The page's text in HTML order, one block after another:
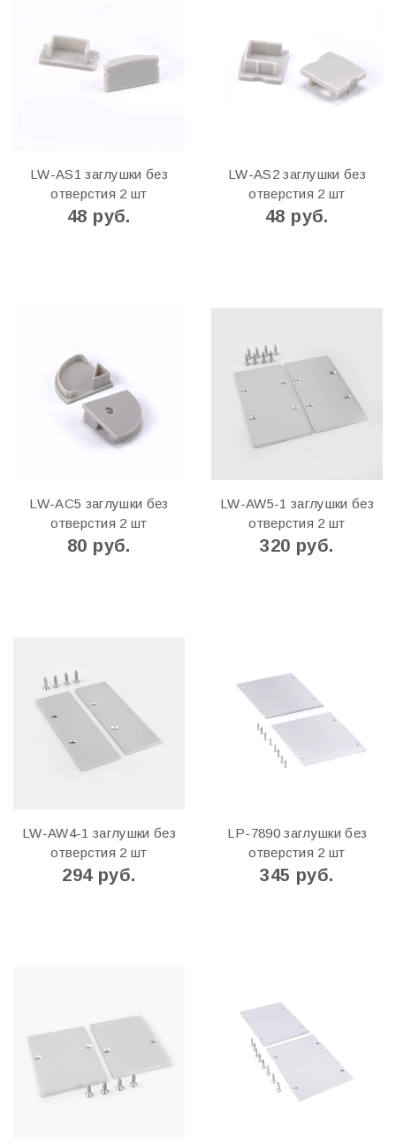
LW-AS1 заглушки без
отверстия 2 шт
48 руб.
LW-AS2 заглушки без
отверстия 2 шт
48 руб.
LW-AC5 заглушки без
отверстия 2 шт
80 руб.
LW-AW5-1 заглушки без
отверстия 2 шт
320 руб.
LW-AW4-1 заглушки без
отверстия 2 шт
294 руб.
LP-7890 заглушки без
отверстия 2 шт
345 руб.